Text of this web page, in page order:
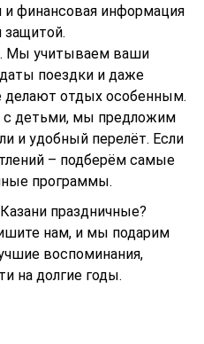
и финансовая информация
защитой.
Мы учитываем ваши
поездки и даже
делают отдых особенным.
с детьми, мы предложим
и удобный перелёт. Если
– подберём самые
программы.
праздничные?
нам, и мы подарим
воспоминания,
на долгие годы.